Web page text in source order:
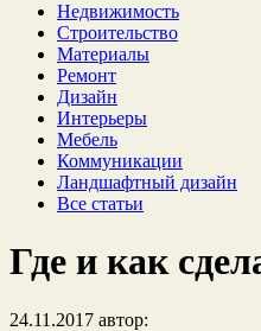
Недвижимость
Строительство
Материалы
Ремонт
Дизайн
Интерьеры
Мебель
Коммуникации
Ландшафтный дизайн
Все статьи
Где и как
24.11.2017 автор: